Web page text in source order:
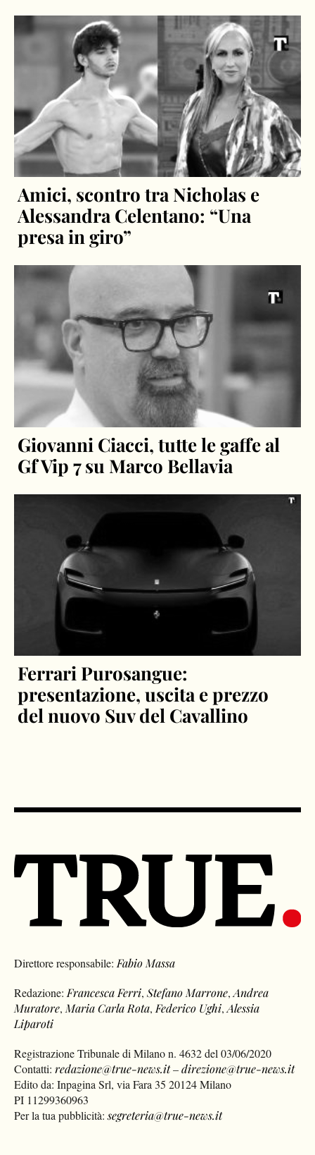
Amici, scontro tra Nicholas e
Alessandra Celentano: “Una
presa in giro”
Giovanni Ciacci, tutte le gaffe al
Gf Vip 7 su Marco Bellavia
Ferrari Purosangue:
presentazione, uscita e prezzo
del nuovo Suv del Cavallino
Direttore responsabile: Fabio Massa
Redazione: Francesca Ferri,Stefano Marrone,Andrea
Muratore, Maria Carla Rota, Federico Ughi,Alessia
Liparoti
Registrazione Tribunale di Milano n. 4632 del 03/06/2020
Contatti:redazione@true-news.it–direzione@true-news.it
Edito da: Inpagina Srl, via Fara 35 20124 Milano
PI 11299360963
Per la tua pubblicità:segreteria@true-news.it